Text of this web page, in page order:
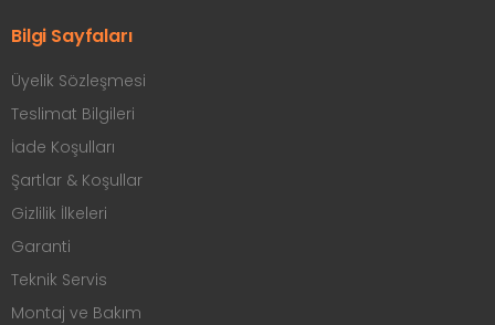
Bilgi Sayfaları
Üyelik Sözleşmesi
Teslimat Bilgileri
İade Koşulları
Şartlar & Koşullar
Gizlilik İlkeleri
Garanti
Teknik Servis
Montaj ve Bakım